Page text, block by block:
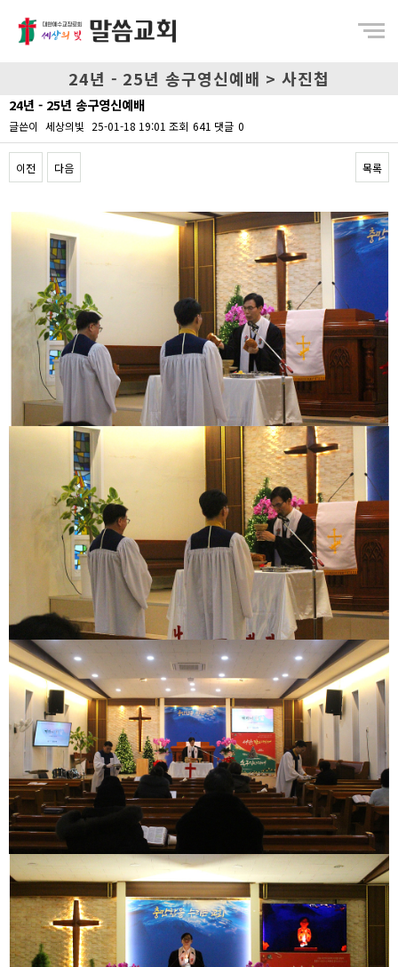
24년 - 25년 송구영신예배 > 사진첩
24년 - 25년 송구영신예배
글쓴이 세상의빛 25-01-18 19:01 조회 641 댓글 0
이전 다음 목록
Content